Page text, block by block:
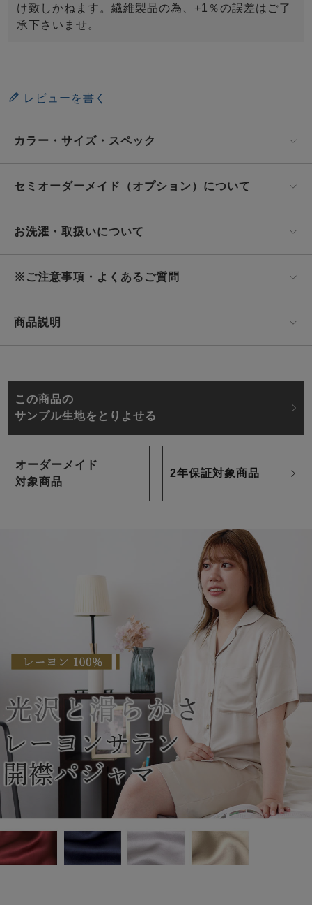
け致しかねます。繊維製品の為、+1％の誤差はご了
承下さいませ。
レビューを書く
カラー・サイズ・スペック
セミオーダーメイド（オプション）について
お洗濯・取扱いについて
※ご注意事項・よくあるご質問
商品説明
この商品の
サンプル生地をとりよせる
オーダーメイド
対象商品
2年保証対象商品